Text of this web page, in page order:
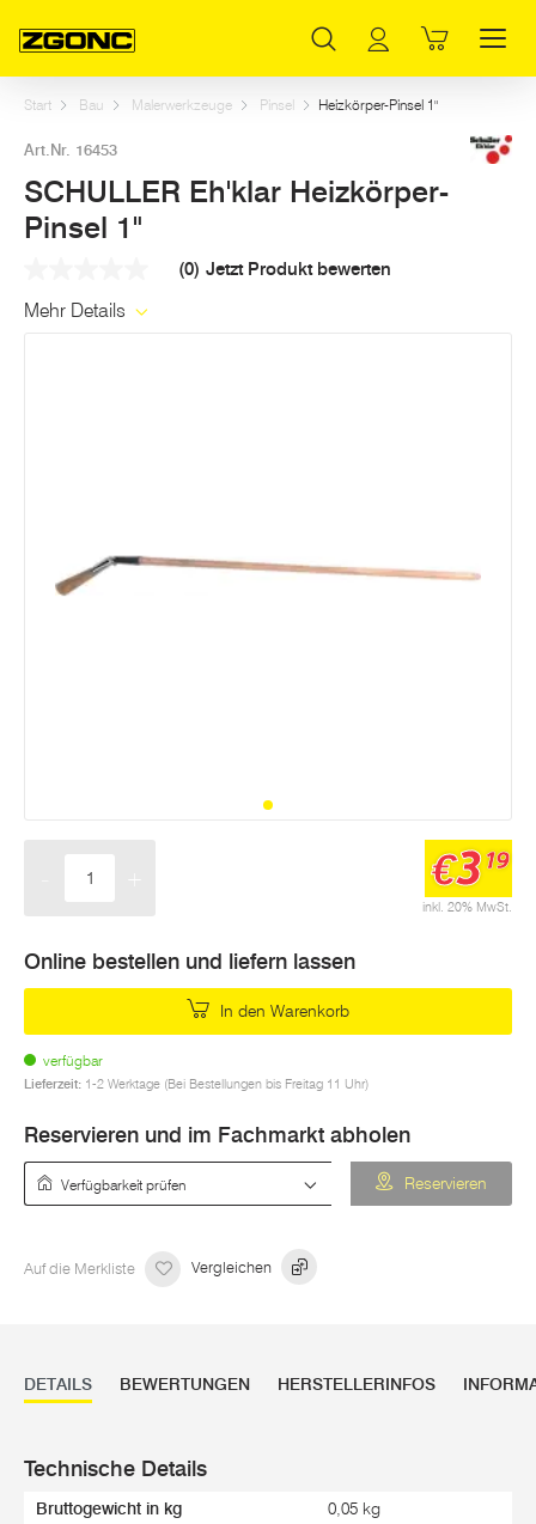
Start Bau Malerwerkzeuge Pinsel Heizkörper-Pinsel 1"
Art.Nr. 16453
SCHULLER Eh'klar Heizkörper-
Pinsel 1"
Link
(0) Jetzt Produkt bewerten
Mehr Details
inkl. 20% MwSt.
€319
Online bestellen und liefern lassen
In den Warenkorb
verfügbar
Lieferzeit: 1-2 Werktage (Bei Bestellungen bis Freitag 11 Uhr)
Reservieren und im Fachmarkt abholen
Reservieren
Auf die Merkliste Vergleichen
DETAILS BEWERTUNGEN HERSTELLERINFOS
Technische Details
Bruttogewicht in kg 0,05 kg